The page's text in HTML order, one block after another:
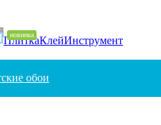
ПлиткаКлейИнструмент
обои